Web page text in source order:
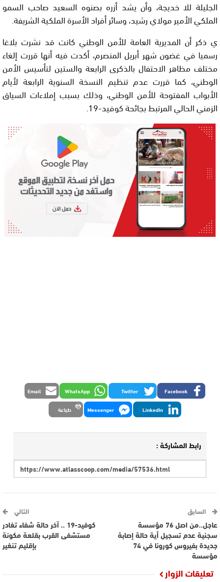
الجليلة للا خديجة، وأن يشد أزره بصنوه السعيد صاحب السمو
الملكي الأمير مولاي رشيد، وسائر أفراد الأسرة الملكية الشريفة.
ي ذكر أن المديرية العامة للأمن الوطني كانت قد نشرت بلاغا
رسميا في غضون شهر أبريل المنصرم، أكدت فيه أنها قررت إلغاء
مختلف مظاهر الاحتفال بالذكرى الرابعة والستين لتأسيس الأمن
الوطني، كما قررت عدم تنظيم النسخة السنوية الرابعة لأيام
الأبواب المفتوحة للأمن الوطني، وذلك بسبب إملاءات السياق
الزمني الحالي المرتبط بجائحة كوفيد-19.
Facebook
Twitter
WhatsApp
Email
LinkedIn
Messenger طباعة
رابط المشاركة :
السابق
عاجل..من اصل 76 مؤسسة
سجنية عدم تسجيل أية حالة إصابة
جديدة بفيروس كورونا في 74
مؤسسة
التالي
كوفيد-19 .. آخر حالة شفاء تغادر
مستشفى القرب بقلعة مكونة
بإقليم تنغير
تعليقات الزوار